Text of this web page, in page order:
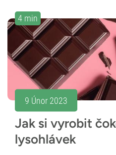
4 min
9 Únor 2023
Jak si vyrobit
lysohlávek